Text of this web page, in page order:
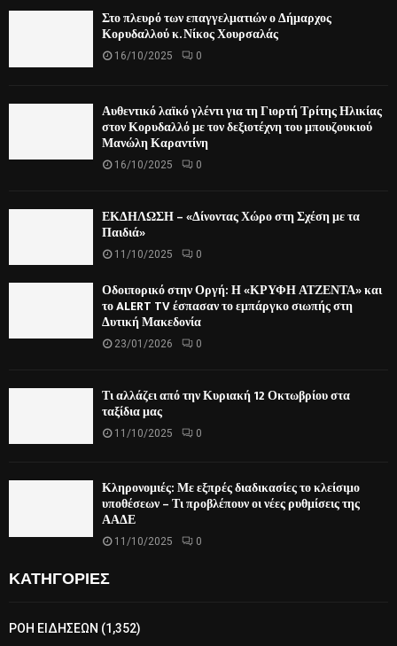
Στο πλευρό των επαγγελματιών ο Δήμαρχος
Κορυδαλλού κ. Νίκος Χουρσαλάς
16/10/2025 0
Αυθεντικό λαϊκό γλέντι για τη Γιορτή Τρίτης Ηλικίας
στον Κορυδαλλό με τον δεξιοτέχνη του μπουζουκιού
Μανώλη Καραντίνη
16/10/2025 0
ΕΚΔΗΛΩΣΗ – «Δίνοντας Χώρο στη Σχέση με τα
Παιδιά»
11/10/2025 0
Οδοιπορικό στην Οργή: Η «ΚΡΥΦΗ ΑΤΖΕΝΤΑ» και
το ALERT TV έσπασαν το εμπάργκο σιωπής στη
Δυτική Μακεδονία
23/01/2026 0
Τι αλλάζει από την Κυριακή 12 Οκτωβρίου στα
ταξίδια μας
11/10/2025 0
Κληρονομιές: Με εξπρές διαδικασίες το κλείσιμο
υποθέσεων – Τι προβλέπουν οι νέες ρυθμίσεις της
ΑΑΔΕ
11/10/2025 0
ΚΑΤΗΓΟΡΙΕΣ
ΡΟΗ ΕΙΔΗΣΕΩΝ (1,352)